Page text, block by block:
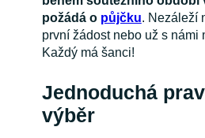
požádá o půjčku. Nezáleží
první žádost nebo už s námi
Každý má šanci!
Jednoduchá
výběr